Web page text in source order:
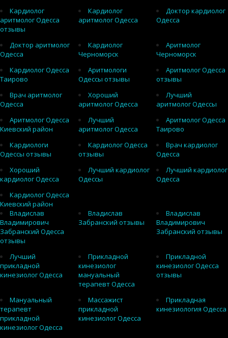
Кардиолог
аритмолог Одесса
отзывы
Кардиолог
аритмолог Одесса
Доктор кардиолог
Одесса
Доктор аритмолог
Одесса
Кардиолог
Черноморск
Аритмолог
Черноморск
Кардиолог Одесса
Таирово
Аритмологи
Одессы отзывы
Аритмолог Одесса
отзывы
Врач аритмолог
Одесса
Хороший
аритмолог Одесса
Лучший
аритмолог Одессы
Аритмолог Одесса
Киевский район
Лучший
аритмолог Одесса
Аритмолог Одесса
Таирово
Кардиологи
Одессы отзывы
Кардиолог Одесса
отзывы
Врач кардиолог
Одесса
Хороший
кардиолог Одесса
Лучший кардиолог
Одессы
Лучший кардиолог
Одесса
Кардиолог Одесса
Киевский район
Владислав
Владимирович
Забранский Одесса
отзывы
Владислав
Забранский отзывы
Владислав
Владимирович
Забранский отзывы
Лучший
прикладной
кинезиолог Одесса
Прикладной
кинезиолог
мануальный
терапевт Одесса
Прикладной
кинезиолог Одесса
отзывы
Мануальный
терапевт
прикладной
кинезиолог Одесса
Массажист
прикладной
кинезиолог Одесса
Прикладная
кинезиология Одесса